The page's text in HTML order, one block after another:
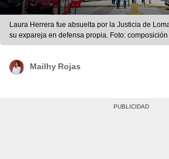
Laura Herrera fue absuelta por la Justicia de
su expareja en defensa propia. Foto:
Mailhy Rojas